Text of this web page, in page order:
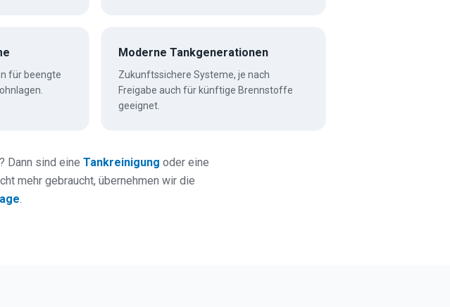
für beengte
Moderne Tankgenerationen
Zukunftssichere Systeme, je nach
Freigabe auch für künftige Brennstoffe
geeignet.
Dann sind eine Tankreinigung oder eine
mehr gebraucht, übernehmen wir die
.